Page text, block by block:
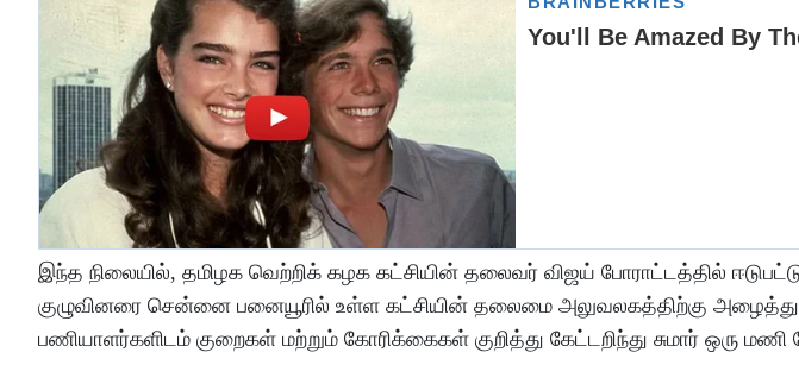
இந்த நிலையில், தமிழக வெற்றிக் கழக கட்சியின் தலைவர் விஜய் போராட்டத்தில்
குழுவினரை சென்னை பனையூரில் உள்ள கட்சியின் தலைமை அலுவலகத்திற்கு
பணியாளர்களிடம் குறைகள் மற்றும் கோரிக்கைகள் குறித்து கேட்டறிந்து சுமார் ஒரு மணி